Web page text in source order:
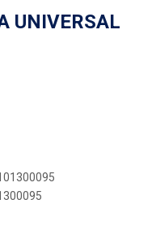
UNIVERSAL